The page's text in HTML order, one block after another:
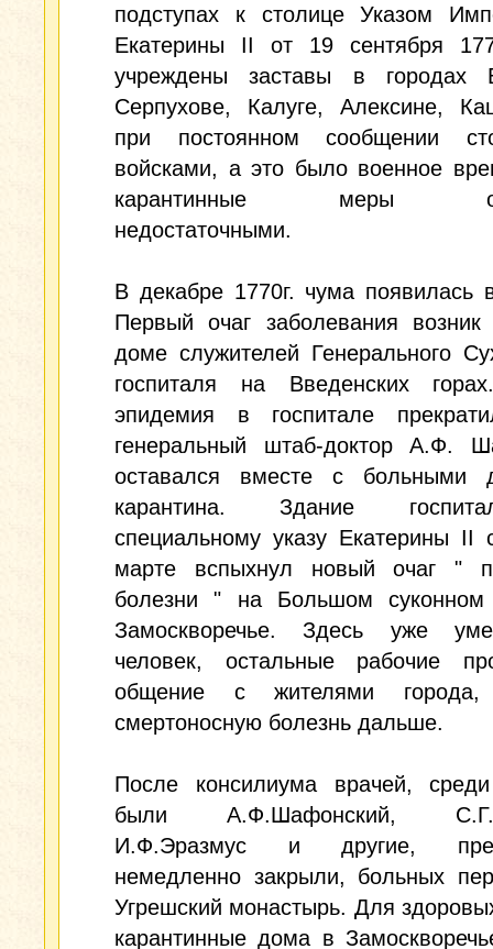
подступах к столице Указом
Екатерины II от 19 сентября
учреждены заставы в городах
Серпухове, Калуге, Алексине,
при постоянном сообщении
войсками, а это было военное
карантинные меры
недостаточными.
В декабре 1770г. чума появилась
Первый очаг заболевания
доме служителей Генерального
госпиталя на Введенских
эпидемия в госпитале
генеральный штаб-доктор А.Ф.
оставался вместе с больными
карантина. Здание
специальному указу Екатерины II
марте вспыхнул новый очаг "
болезни " на Большом
Замоскворечье. Здесь уже
человек, остальные рабочие
общение с жителями города,
смертоносную болезнь дальше.
После консилиума врачей,
были А.Ф.Шафонский,
И.Ф.Эразмус и другие,
немедленно закрыли, больных
Угрешский монастырь. Для
карантинные дома в